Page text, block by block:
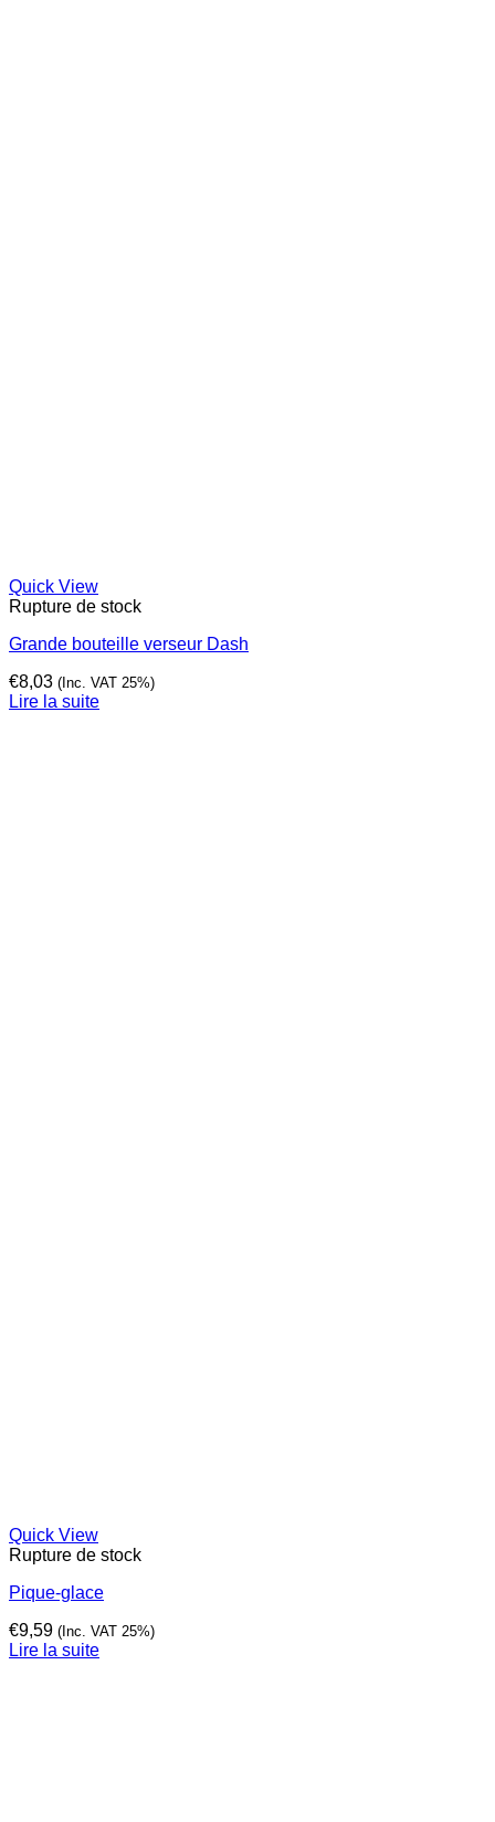
Quick View
Rupture de stock
Grande bouteille verseur Dash
€8,03 (Inc. VAT 25%)
Lire la suite
Quick View
Rupture de stock
Pique-glace
€9,59 (Inc. VAT 25%)
Lire la suite